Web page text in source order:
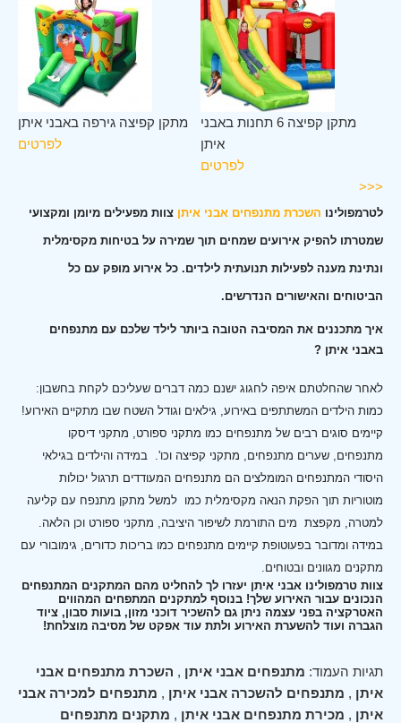
מתקן קפיצה גירפה באבני איתן
לפרטים
מתקן קפיצה 6 תחנות באבני
איתן
לפרטים
<<<
לטרמפולינו השכרת מתנפחים אבני איתן צוות מפעילים מיומן ומקצועי
שמטרתו להפיק אירועים שמחים תוך שמירה על בטיחות מקסימלית
ונתינת מענה לפעילות תנועתית לילדים. כל אירוע מופק עם כל
הביטוחים והאישורים הנדרשים.
איך מתכננים את המסיבה הטובה ביותר לילד שלכם עם מתנפחים
באבני איתן ?
לאחר שהחלטתם איפה לחגוג ישנם כמה דברים שעליכם לקחת בחשבון:
כמות הילדים המשתתפים באירוע, גילאים וגודל השטח שבו מתקיים האירוע!
קיימים סוגים רבים של מתנפחים כמו מתקני ספורט, מתקני דיסקו
מתנפחים, שערים מתנפחים, מתקני קפיצה וכו'. במידה והילדים בגילאי
היסודי המתנפחים המומלצים הם מתנפחים המעודדים תרגול יכולות
מוטוריות תוך הפקת הנאה מקסימלית כמו למשל מתקן מתנפח עם קליעה
למטרה, מקפצת מים התורמת לשיפור היציבה, מתקני ספורט וכן הלאה.
במידה ומדובר בפעוטופת קיימים מתנפחים כמו בריכות כדורים, גימובורי עם
מתקנים מגוונים ובטוחים.
צוות טרמפולינו אבני איתן יעזרו לך להחליט מהם המתקנים המתנפחים
הנכונים עבור האירוע שלך! בנוסף למתקנים המתפחים המהווים
האטרקציה בפני עצמה ניתן גם להשכיר דוכני מזון, בועות סבון, ציוד
הגברה ועוד להשערת האירוע ולתת עוד אפקט של מסיבה מוצלחת!
תגיות העמוד: מתנפחים אבני איתן , השכרת מתנפחים אבני
איתן , מתנפחים להשכרה אבני איתן , מתנפחים למכירה אבני
איתן , מכירת מתנפחים אבני איתן , מתקנים מתנפחים